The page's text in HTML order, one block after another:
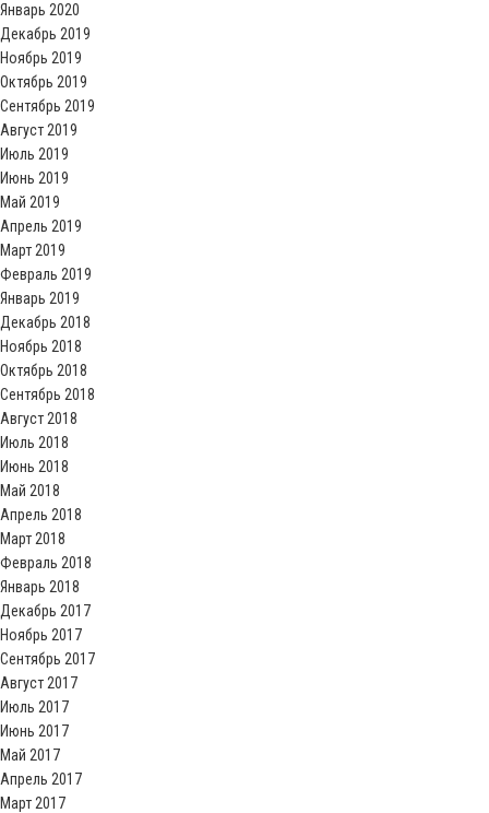
Январь 2020
Декабрь 2019
Ноябрь 2019
Октябрь 2019
Сентябрь 2019
Август 2019
Июль 2019
Июнь 2019
Май 2019
Апрель 2019
Март 2019
Февраль 2019
Январь 2019
Декабрь 2018
Ноябрь 2018
Октябрь 2018
Сентябрь 2018
Август 2018
Июль 2018
Июнь 2018
Май 2018
Апрель 2018
Март 2018
Февраль 2018
Январь 2018
Декабрь 2017
Ноябрь 2017
Сентябрь 2017
Август 2017
Июль 2017
Июнь 2017
Май 2017
Апрель 2017
Март 2017